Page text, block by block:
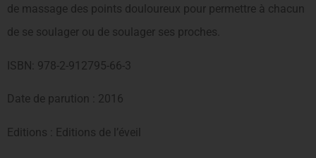
de massage des points douloureux pour permettre à chacun
de se soulager ou de soulager ses proches.
ISBN: 978-2-912795-66-3
Date de parution : 2016
Editions : Editions de l’éveil